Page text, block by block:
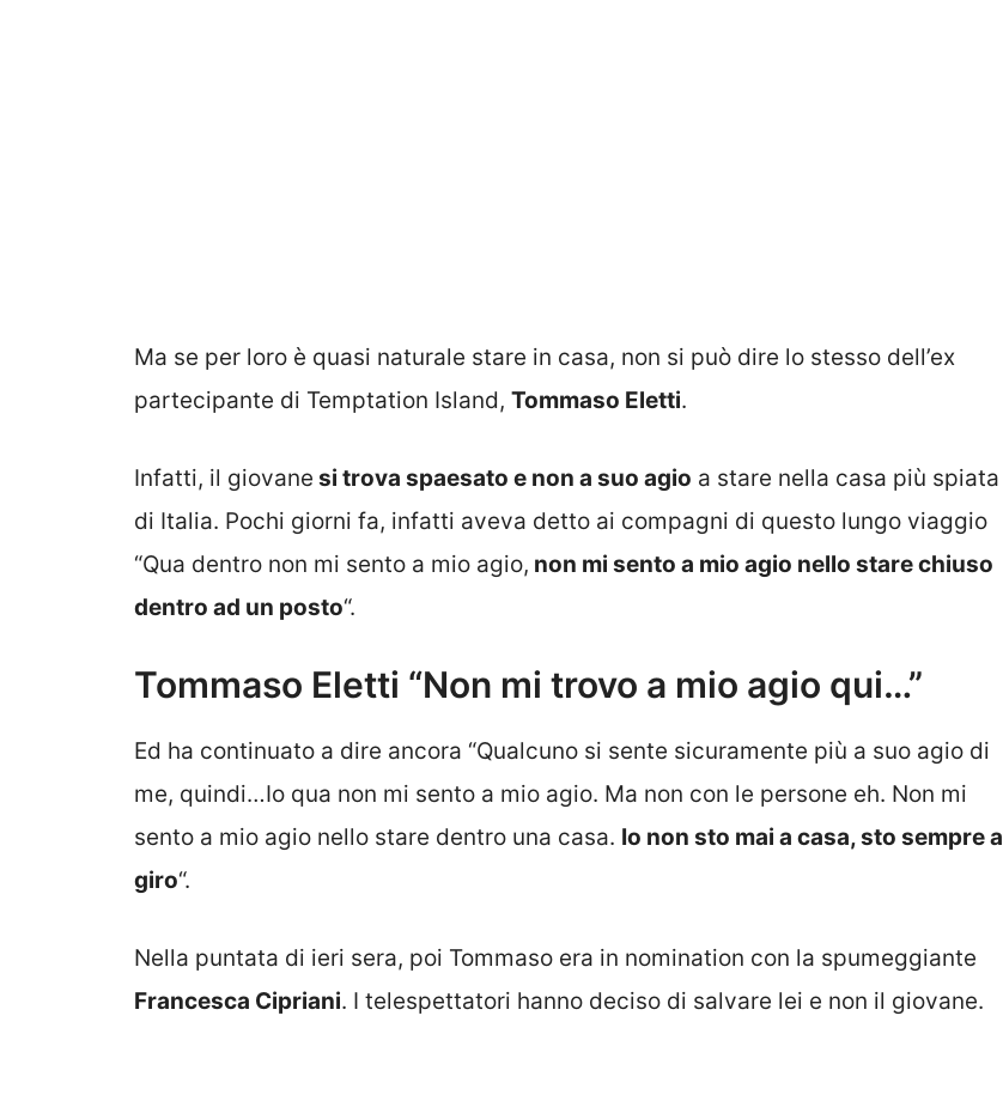
Ma se per loro è quasi naturale stare in casa, non si può dire lo stesso dell’ex
partecipante di Temptation Island, Tommaso Eletti.
Infatti, il giovane si trova spaesato e non a suo agio a stare nella casa più spiata
di Italia. Pochi giorni fa, infatti aveva detto ai compagni di questo lungo viaggio
“Qua dentro non mi sento a mio agio, non mi sento a mio agio nello stare chiuso
dentro ad un posto“.
Tommaso Eletti “Non mi trovo a mio agio qui…”
Ed ha continuato a dire ancora “Qualcuno si sente sicuramente più a suo agio di
me, quindi…Io qua non mi sento a mio agio. Ma non con le persone eh. Non mi
sento a mio agio nello stare dentro una casa. Io non sto mai a casa, sto sempre a
giro“.
Nella puntata di ieri sera, poi Tommaso era in nomination con la spumeggiante
Francesca Cipriani. I telespettatori hanno deciso di salvare lei e non il giovane.